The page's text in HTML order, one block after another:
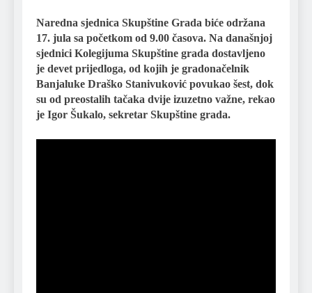
Naredna sjednica Skupštine Grada biće održana
17. jula sa početkom od 9.00 časova. Na današnjoj
sjednici Kolegijuma Skupštine grada dostavljeno
je devet prijedloga, od kojih je gradonačelnik
Banjaluke Draško Stanivuković povukao šest, dok
su od preostalih tačaka dvije izuzetno važne, rekao
je Igor Šukalo, sekretar Skupštine grada.